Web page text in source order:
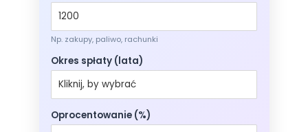
Np. zakupy, paliwo, rachunki
Okres spłaty (lata)
Oprocentowanie (%)